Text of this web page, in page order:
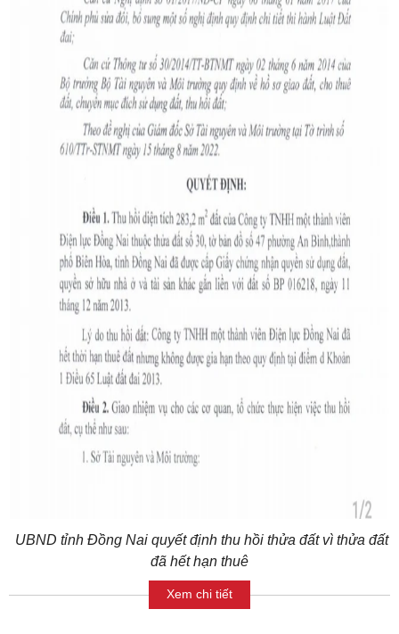
UBND tỉnh Đồng Nai quyết định thu hồi thửa đất vì thửa đất
đã hết hạn thuê
Xem chi tiết